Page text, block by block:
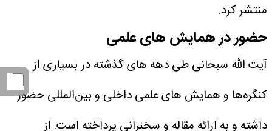
منتشر کرد.
حضور در همایش های علمی
آیت الله سبحانی طی دهه های گذشته در بسیاری از
کنگره‌ها و همایش های علمی داخلی و بین‌المللی حضور
داشته و به ارائه مقاله و سخنرانی پرداخته است. از